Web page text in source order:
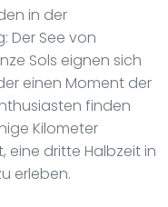
in der
Der See von
Sols eignen sich
einen Moment der
finden
Kilometer
eine dritte Halbzeit in
erleben.